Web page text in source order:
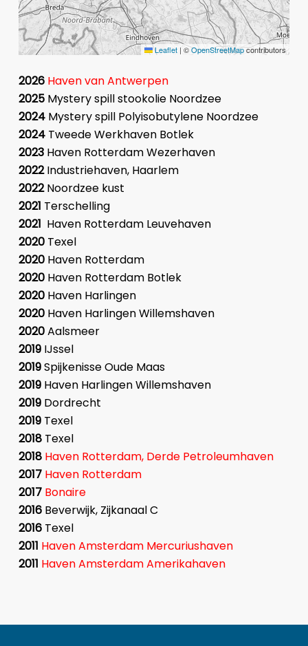
Leaflet | ©OpenStreetMapcontributors
2026 Haven van Antwerpen
2025 Mystery spill stookolie Noordzee
2024 Mystery spill Polyisobutylene Noordzee
2024 Tweede Werkhaven Botlek
2023 Haven Rotterdam Wezerhaven
2022Industriehaven, Haarlem
2022Noordzee kust
2021 Terschelling
2021 Haven Rotterdam Leuvehaven
2020Texel
2020Haven Rotterdam
2020Haven Rotterdam Botlek
2020Haven Harlingen
2020Haven Harlingen Willemshaven
2020Aalsmeer
2019IJssel
2019Spijkenisse Oude Maas
2019Haven Harlingen Willemshaven
2019Dordrecht
2019Texel
2018Texel
2018 Haven Rotterdam, Derde Petroleumhaven
2017 Haven Rotterdam
2017 Bonaire
2016Beverwijk, Zijkanaal C
2016Texel
2011 Haven Amsterdam Mercuriushaven
2011 Haven Amsterdam Amerikahaven